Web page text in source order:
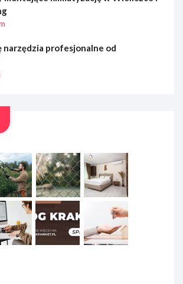
narzędzia profesjonalne od